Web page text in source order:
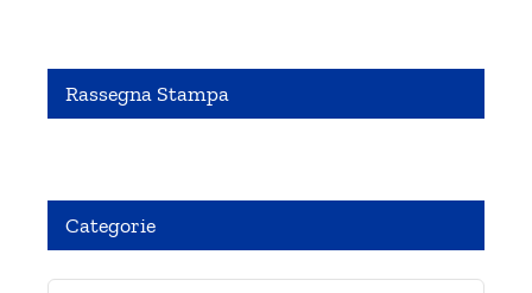
Rassegna Stampa
Pubbliredazionale – Crocevia 07 Agosto 2020
Categorie